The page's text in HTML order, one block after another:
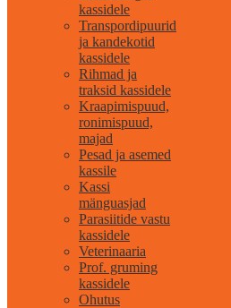
kassidele
Transpordipuurid
ja kandekotid
kassidele
Rihmad ja
traksid kassidele
Kraapimispuud,
ronimispuud,
majad
Pesad ja asemed
kassile
Kassi
mänguasjad
Parasiitide vastu
kassidele
Veterinaaria
Prof. gruming
kassidele
Ohutus